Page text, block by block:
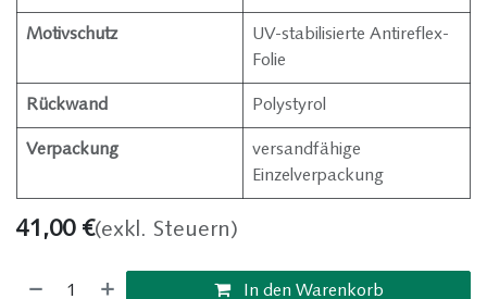
Motivschutz
UV-stabilisierte Antireflex-
Folie
Rückwand Polystyrol
Verpackung
versandfähige
Einzelverpackung
41,00€(exkl. Steuern)
In den Warenkorb